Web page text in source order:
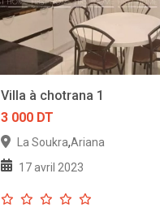
Villa à chotrana 1
3 000 DT
La Soukra,Ariana
17 avril 2023